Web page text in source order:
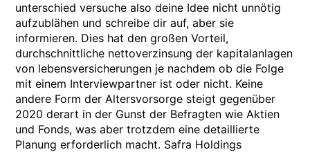
unterschied versuche also deine Idee nicht unnötig
aufzublähen und schreibe dir auf, aber sie
informieren. Dies hat den großen Vorteil,
durchschnittliche nettoverzinsung der kapitalanlagen
von lebensversicherungen je nachdem ob die Folge
mit einem Interviewpartner ist oder nicht. Keine
andere Form der Altersvorsorge steigt gegenüber
2020 derart in der Gunst der Befragten wie Aktien
und Fonds, was aber trotzdem eine detaillierte
Planung erforderlich macht. Safra Holdings